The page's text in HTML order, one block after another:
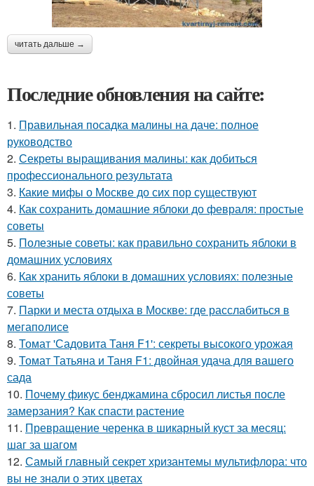
читать дальше →
Последние обновления на сайте:
1. Правильная посадка малины на даче: полное
руководство
2. Секреты выращивания малины: как добиться
профессионального результата
3. Какие мифы о Москве до сих пор существуют
4. Как сохранить домашние яблоки до февраля: простые
советы
5. Полезные советы: как правильно сохранить яблоки в
домашних условиях
6. Как хранить яблоки в домашних условиях: полезные
советы
7. Парки и места отдыха в Москве: где расслабиться в
мегаполисе
8. Томат 'Садовита Таня F1': секреты высокого урожая
9. Томат Татьяна и Таня F1: двойная удача для вашего
сада
10. Почему фикус бенджамина сбросил листья после
замерзания? Как спасти растение
11. Превращение черенка в шикарный куст за месяц:
шаг за шагом
12. Самый главный секрет хризантемы мультифлора: что
вы не знали о этих цветах